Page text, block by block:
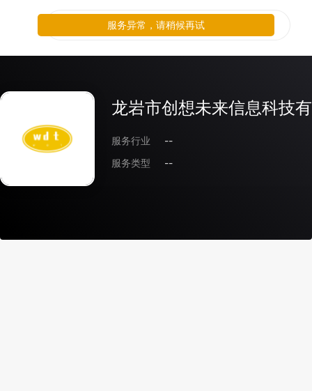
龙岩市创想未来信息科技
服务行业
--
服务类型
--
服务异常，请稍候再试